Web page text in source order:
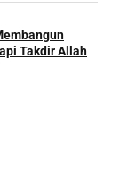
Takdir Allah